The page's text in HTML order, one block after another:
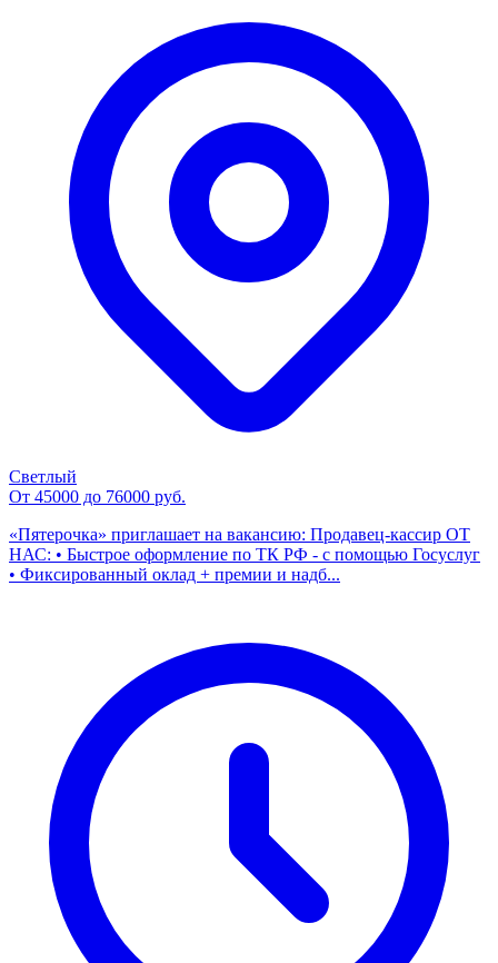
Светлый
От 45000 до 76000 руб.
«Пятерочка» приглашает на вакансию: Продавец-кассир ОТ
НАС: • Быстрое оформление по ТК РФ - с помощью Госуслуг
• Фиксированный оклад + премии и надб...